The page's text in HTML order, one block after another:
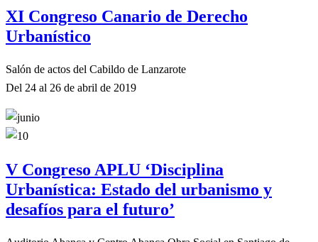
XI Congreso Canario de Derecho
Urbanístico
Salón de actos del Cabildo de Lanzarote
Del 24 al 26 de abril de 2019
V Congreso APLU ‘Disciplina
Urbanística: Estado del urbanismo y
desafíos para el futuro’